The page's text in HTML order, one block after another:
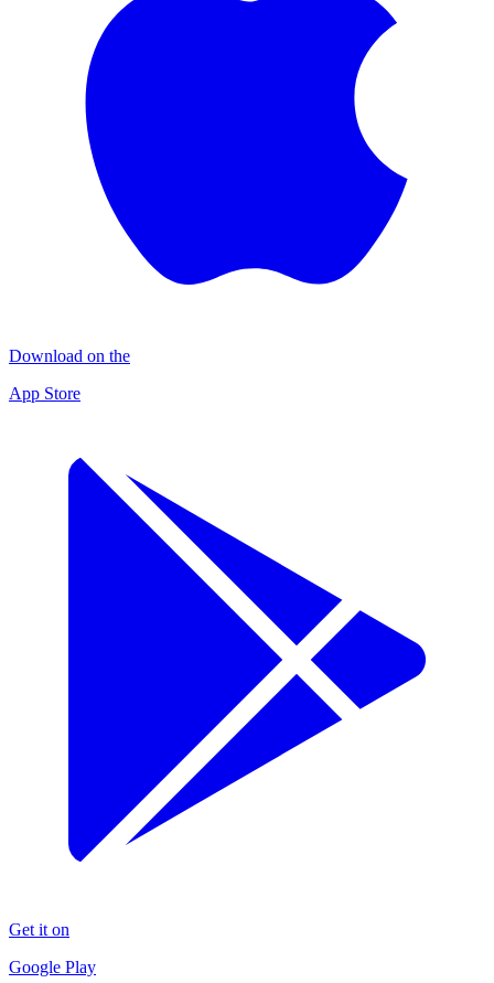
Download on the
App Store
Get it on
Google Play